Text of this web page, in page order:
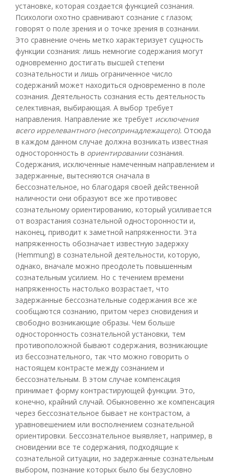
установке, которая создается функцией сознания.
Психологи охотно сравнивают сознание с глазом;
говорят о поле зрения и о точке зрения в сознании.
Это сравнение очень метко характеризует сущность
функции сознания: лишь немногие содержания могут
одновременно достигать высшей степени
сознательности и лишь ограниченное число
содержаний может находиться одновременно в поле
сознания. Деятельность сознания есть деятельность
селективная, выбирающая. А выбор требует
направления. Направление же требует исключения
всего иррелевантного (несопринадлежащего). Отсюда
в каждом данном случае должна возникать известная
односторонность в ориентированиисознания.
Содержания, исключенные намеченным направлением и
задержанные, вытесняются сначала в
бессознательное, но благодаря своей действенной
наличности они образуют все же противовес
сознательному ориентированию, который усиливается
от возрастания сознательной односторонности и,
наконец, приводит к заметной напряженности. Эта
напряженность обозначает известную задержку
(Hemmung) в сознательной деятельности, которую,
однако, вначале можно преодолеть повышенным
сознательным усилием. Но с течением времени
напряженность настолько возрастает, что
задержанные бессознательные содержания все же
сообщаются сознанию, притом через сновидения и
свободно возникающие образы. Чем больше
односторонность сознательной установки, тем
противоположной бывают содержания, возникающие
из бессознательного, так что можно говорить о
настоящем контрасте между сознанием и
бессознательным. В этом случае компенсация
принимает форму контрастирующей функции. Это,
конечно, крайний случай. Обыкновенно же компенсация
через бессознательное бывает не контрастом, а
уравновешением или восполнением сознательной
ориентировки. Бессознательное выявляет, например, в
сновидении все те содержания, подходящие к
сознательной ситуации, но задержанные сознательным
выбором, познание которых было бы безусловно